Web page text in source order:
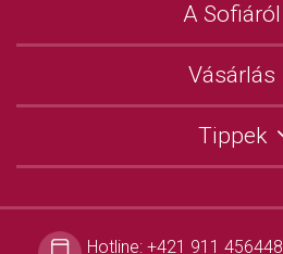
A Sofiáról
Vásárlás
Tippek
Hotline: +421 911 456448